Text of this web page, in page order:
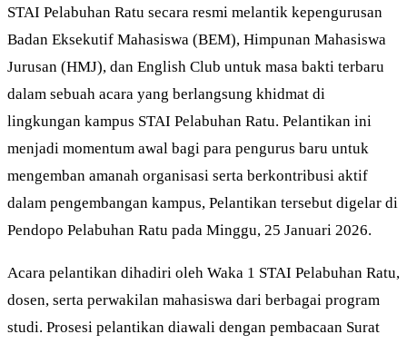
STAI Pelabuhan Ratu secara resmi melantik kepengurusan
Badan Eksekutif Mahasiswa (BEM), Himpunan Mahasiswa
Jurusan (HMJ), dan English Club untuk masa bakti terbaru
dalam sebuah acara yang berlangsung khidmat di
lingkungan kampus STAI Pelabuhan Ratu. Pelantikan ini
menjadi momentum awal bagi para pengurus baru untuk
mengemban amanah organisasi serta berkontribusi aktif
dalam pengembangan kampus, Pelantikan tersebut digelar di
Pendopo Pelabuhan Ratu pada Minggu, 25 Januari 2026.
Acara pelantikan dihadiri oleh Waka 1 STAI Pelabuhan Ratu,
dosen, serta perwakilan mahasiswa dari berbagai program
studi. Prosesi pelantikan diawali dengan pembacaan Surat